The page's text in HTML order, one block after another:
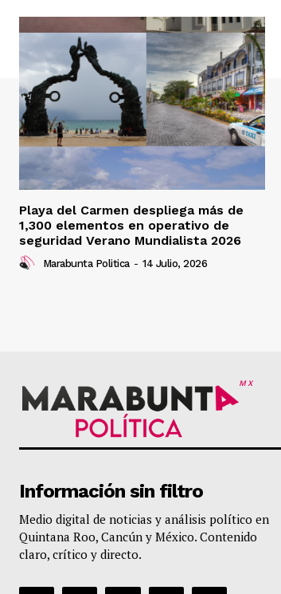
Playa del Carmen despliega más de
1,300 elementos en operativo de
seguridad Verano Mundialista 2026
Marabunta Politica - 14 Julio, 2026
MX
Información sin filtro
Medio digital de noticias y análisis político en
Quintana Roo, Cancún y México. Contenido
claro, crítico y directo.